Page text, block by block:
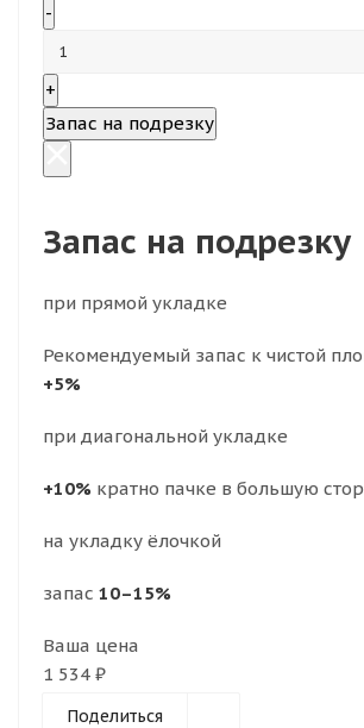
-
+
Запас на подрезку
Запас на подрезку
при прямой укладке
Рекомендуемый запас к чистой
+5%
при диагональной укладке
+10% кратно пачке в большую
на укладку ёлочкой
запас 10–15%
Ваша цена
1 534 ₽
Поделиться